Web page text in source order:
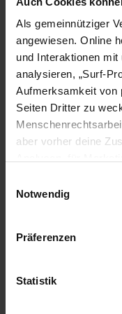
Als gemeinnütziger
angewiesen. Online
und Interaktionen
analysieren, „Surf-
Aufmerksamkeit von
Seiten Dritter zu
aber vorher deine
wieder ändern.
Notwendig
Präferenzen
Statistik
der Vereinten
Meinungsfreiheit,
dem
in der
Online-Aktion:
Gefangenenlager
Zur Online-Aktion auf
Hilfe
Weitere